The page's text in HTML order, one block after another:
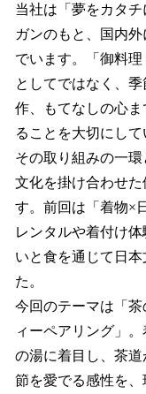
当社は「夢をカタ
ガンのもと、国内
でいます。「御料
としてではなく、
作、もてなしの心
ることを大切にして
その取り組みの一
文化を掛け合わせ
す。前回は「着物×
レンタルや着付け
いと食を通じて日
た。
今回のテーマは「
ィーペアリング」
の湯に着目し、茶
節を愛でる感性を